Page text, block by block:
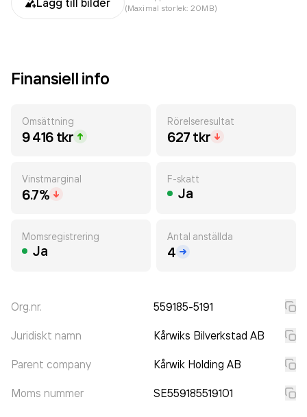
Lägg till bilder
(Maximal storlek: 20MB)
Finansiell info
Omsättning
9 416 tkr
Rörelseresultat
627 tkr
Vinstmarginal
6.7%
F-skatt
Ja
Momsregistrering
Ja
Antal anställda
4
Org.nr. 559185-5191
Juridiskt namn Kårwiks Bilverkstad AB
Parent company Kårwik Holding AB
Moms nummer SE559185519101